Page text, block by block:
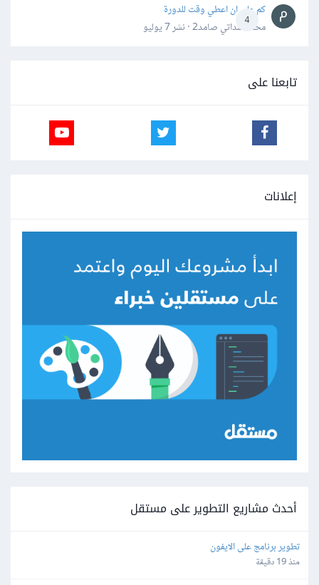
4
كم علي ان اعطي وقت للدورة
محمد سداتي صامد2 · نشر
7 يوليو
تابعنا على
إعلانات
أحدث مشاريع التطوير على مستقل
تطوير برنامج على الايفون
منذ 19 دقيقة